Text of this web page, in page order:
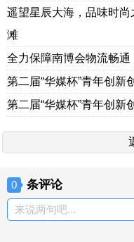
遥望星辰大海，品味时
滩
全力保障南博会物流畅
第二届“华媒杯”青年创新
第二届“华媒杯”青年创新
0 条评论
来说两句吧...